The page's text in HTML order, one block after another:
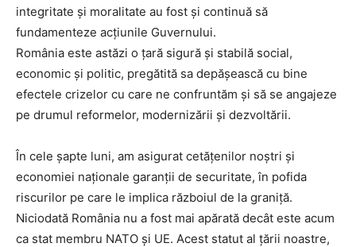
integritate și moralitate au fost și continuă să
fundamenteze acțiunile Guvernului.
România este astăzi o țară sigură și stabilă social,
economic și politic, pregătită sa depășească cu bine
efectele crizelor cu care ne confruntăm și să se angajeze
pe drumul reformelor, modernizării și dezvoltării.
În cele șapte luni, am asigurat cetățenilor noștri și
economiei naționale garanții de securitate, în pofida
riscurilor pe care le implica războiul de la graniță.
Niciodată România nu a fost mai apărată decât este acum
ca stat membru NATO și UE. Acest statut al țării noastre,